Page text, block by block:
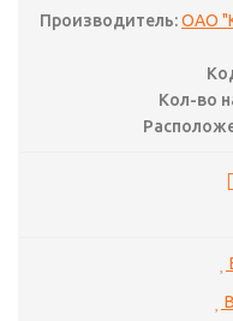
Производитель:ОАО
Кол-во